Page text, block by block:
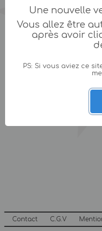
Contact C.G.V
Une nouvelle
Vous allez être
après avoir
PS: Si vous aviez ce